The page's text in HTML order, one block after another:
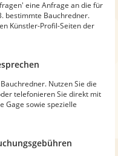
eine Anfrage an die für
bestimmte Bauchredner.
Künstler-Profil-Seiten der
Nutzen Sie die
telefonieren Sie direkt mit
Gage sowie spezielle